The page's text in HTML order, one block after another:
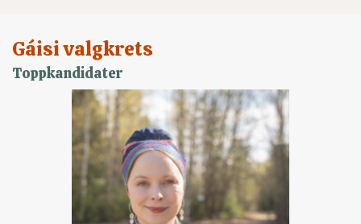
Gáisi valgkrets
Toppkandidater